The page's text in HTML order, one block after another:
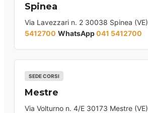
Spinea
Via Lavezzari n. 2 30038 Spinea (VE)
5412700 WhatsApp041 5412700
SEDE CORSI
Mestre
Via Volturno n. 4/E 30173 Mestre (VE)